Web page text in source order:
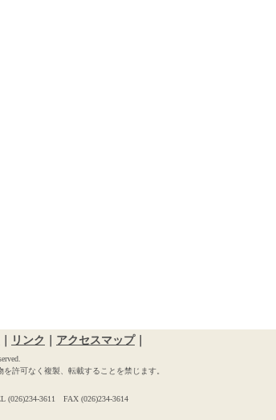
リンク アクセスマップ｜
許可なく複製、転載することを禁じます。
3611 FAX (026)234-3614